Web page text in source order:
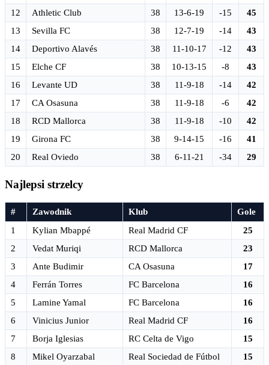
12
Athletic Club 38 13-6-19 -15
45
13
Sevilla FC 38 12-7-19 -14
43
14
Deportivo Alavés 38 11-10-17 -12
43
15
Elche CF 38 10-13-15 -8
43
16
Levante UD 38 11-9-18 -14
42
17
CA Osasuna 38 11-9-18 -6
42
18
RCD Mallorca 38 11-9-18 -10
42
19
Girona FC 38 9-14-15 -16
41
20
Real Oviedo 38 6-11-21 -34 29
Najlepsi strzelcy
# Zawodnik Klub
Gole
1
Kylian Mbappé Real Madrid CF
25
2
Vedat Muriqi RCD Mallorca
23
3
Ante Budimir CA Osasuna
17
4
Ferrán Torres FC Barcelona
16
5
Lamine Yamal FC Barcelona
16
6
Vinicius Junior Real Madrid CF
16
7
Borja Iglesias RC Celta de Vigo
15
8
Mikel Oyarzabal Real Sociedad de Fútbol
15